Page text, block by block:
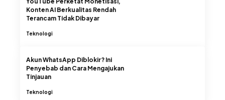
Konten AI Berkualitas Rendah
Terancam Tidak Dibayar
Teknologi
Akun WhatsApp Diblokir? Ini
Penyebab dan Cara Mengajukan
Tinjauan
Teknologi